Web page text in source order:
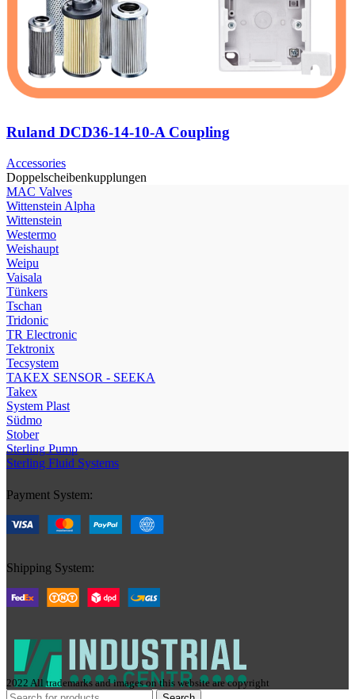
Ruland DCD36-14-10-A Coupling
Accessories
Doppelscheibenkupplungen
МAC Valves
Wittenstein Alpha
Wittenstein
Westermo
Weishaupt
Weipu
Vaisala
Tünkers
Tschan
Tridonic
TR Electronic
Tektronix
Tecsystem
TAKEX SENSOR - SEEKA
Takex
System Plast
Südmo
Stober
Sterling Pump
Sterling Fluid Systems
Payment System:
Shipping System:
2022 All trademarks and images on this website are copyright